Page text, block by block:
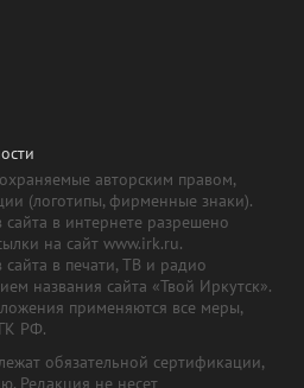
авторским правом,
(логотипы, фирменные знаки).
в интернете разрешено
на сайт www.irk.ru.
в печати, ТВ и радио
названия сайта «Твой Иркутск».
применяются все меры,
РФ.
обязательной сертификации,
Редакция не несет